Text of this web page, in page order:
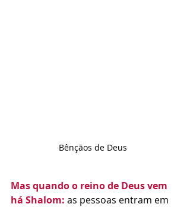
Bênçãos de Deus
Mas quando o reino de Deus vem
há Shalom: as pessoas entram em